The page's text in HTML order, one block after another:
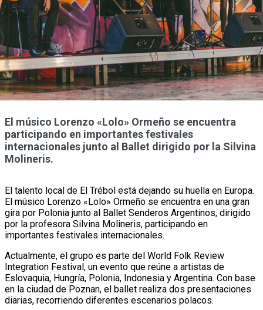
El músico Lorenzo «Lolo» Ormeño se encuentra
participando en importantes festivales
internacionales junto al Ballet dirigido por la Silvina
Molineris.
El talento local de El Trébol está dejando su huella en Europa.
El músico Lorenzo «Lolo» Ormeño se encuentra en una gran
gira por Polonia junto al Ballet Senderos Argentinos, dirigido
por la profesora Silvina Molineris, participando en
importantes festivales internacionales.
Actualmente, el grupo es parte del World Folk Review
Integration Festival, un evento que reúne a artistas de
Eslovaquia, Hungría, Polonia, Indonesia y Argentina. Con base
en la ciudad de Poznan, el ballet realiza dos presentaciones
diarias, recorriendo diferentes escenarios polacos.